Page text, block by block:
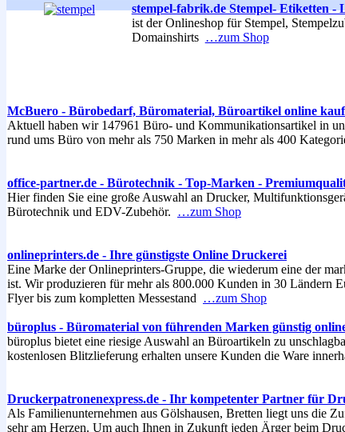
stempel-fabrik.de Stempel- Etiketten -
ist der Onlineshop für Stempel,
Domainshirts …zum Shop
McBuero - Bürobedarf, Büromaterial, Büroartikel online
Aktuell haben wir 147961 Büro- und Kommunikationsartikel in
rund ums Büro von mehr als 750 Marken in mehr als 400
office-partner.de - Bürotechnik - Top-Marken -
Hier finden Sie eine große Auswahl an Drucker,
Bürotechnik und EDV-Zubehör. …zum Shop
onlineprinters.de - Ihre günstigste Online Druckerei
Eine Marke der Onlineprinters-Gruppe, die wiederum eine der
ist. Wir produzieren für mehr als 800.000 Kunden in 30 Ländern
Flyer bis zum kompletten Messestand …zum Shop
büroplus - Büromaterial von führenden Marken günstig
büroplus bietet eine riesige Auswahl an Büroartikeln zu
kostenlosen Blitzlieferung erhalten unsere Kunden die Ware
Druckerpatronenexpress.de - Ihr kompetenter Partner für
Als Familienunternehmen aus Gölshausen, Bretten liegt uns die
sehr am Herzen. Um auch Ihnen in Zukunft jeden Ärger beim